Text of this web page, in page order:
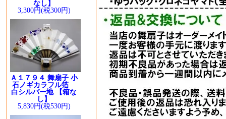
なし】
3,300円(税300円)
Ａ１７９４ 舞扇子 小
石ノギカラフル箔
白シルバー地 【箱な
し】
5,830円(税530円)